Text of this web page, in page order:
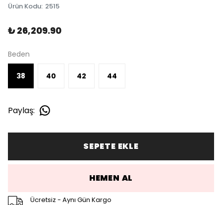
Ürün Kodu: 2515
₺ 26,209.90
Beden
38 40 42 44
Paylaş:
SEPETE EKLE
HEMEN AL
Ücretsiz - Aynı Gün Kargo